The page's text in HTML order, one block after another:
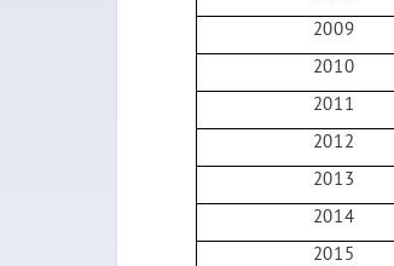
2009
2010
2011
2012
2013
2014
2015